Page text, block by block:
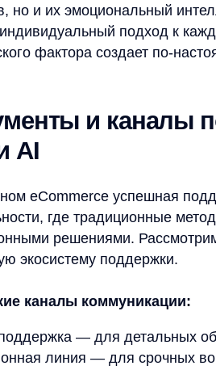
поддержки.
каналы коммуникации:
на сайте — структурированный
сети — быстрая обратная
— для отслеживания и
рынок диктует новые
и использование
ассистенты способны
технологии машинного
обработка и